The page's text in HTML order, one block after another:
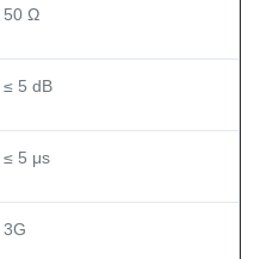
50 Ω
≤ 5 dB
≤ 5 μs
3G